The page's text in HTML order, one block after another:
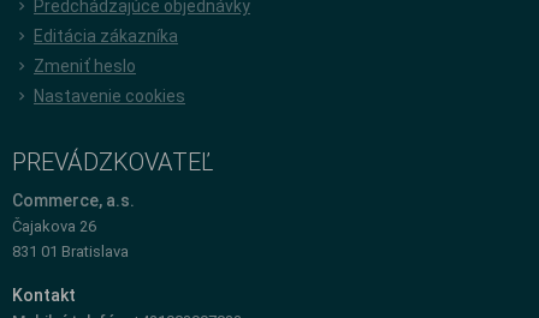
Predchádzajúce objednávky
Editácia zákazníka
Zmeniť heslo
Nastavenie cookies
PREVÁDZKOVATEĽ
Commerce, a.s.
Čajakova 26
831 01 Bratislava
Kontakt